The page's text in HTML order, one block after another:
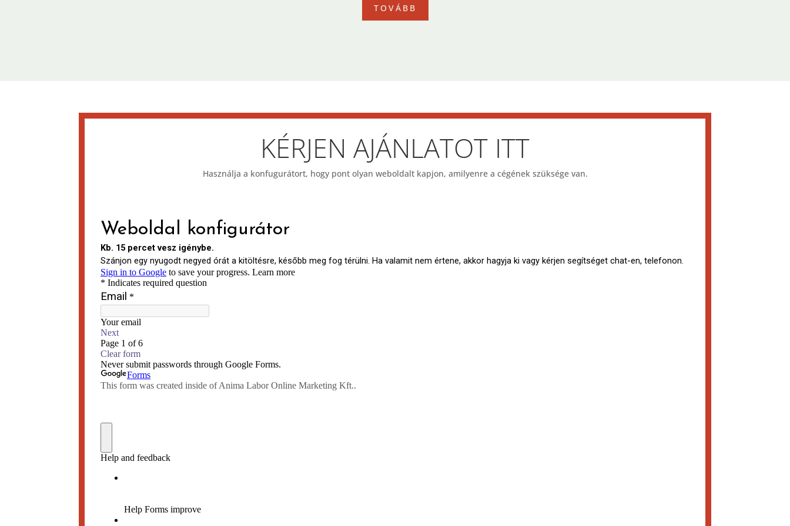
TOVÁBB
KÉRJEN AJÁNLATOT ITT
Használja a konfugurátort, hogy pont olyan weboldalt kapjon, amilyenre a cégének szüksége van.